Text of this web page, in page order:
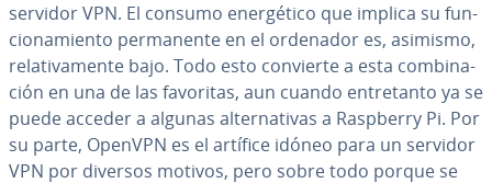
servidor VPN. El consumo ene­r­gé­ti­co que implica su fu­n­
cio­na­mie­n­to pe­r­ma­ne­n­te en el ordenador es, asimismo,
re­la­ti­va­me­n­te bajo. Todo esto convierte a esta co­m­bi­na­
ción en una de las favoritas, aun cuando en­tre­ta­n­to ya se
puede acceder a algunas al­te­r­na­ti­vas a Raspberry Pi. Por
su parte, OpenVPN es el artífice idóneo para un servidor
VPN por diversos motivos, pero sobre todo porque se